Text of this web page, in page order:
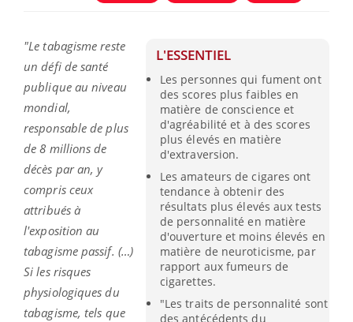
L'ESSENTIEL
Les personnes qui fument ont
des scores plus faibles en
matière de conscience et
d'agréabilité et à des scores
plus élevés en matière
d'extraversion.
Les amateurs de cigares ont
tendance à obtenir des
résultats plus élevés aux tests
de personnalité en matière
d'ouverture et moins élevés en
matière de neuroticisme, par
rapport aux fumeurs de
cigarettes.
"Les traits de personnalité sont
des antécédents du
"Le tabagisme reste
un défi de santé
publique au niveau
mondial,
responsable de plus
de 8 millions de
décès par an, y
compris ceux
attribués à
l'exposition au
tabagisme passif. (…)
Si les risques
physiologiques du
tabagisme, tels que